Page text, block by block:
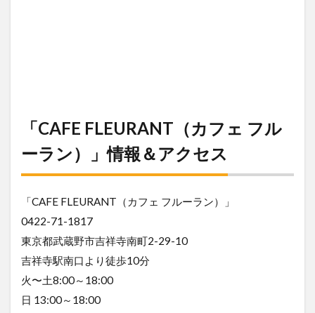
「CAFE FLEURANT（カフェ フル
ーラン）」情報＆アクセス
「CAFE FLEURANT（カフェ フルーラン）」
0422-71-1817
東京都武蔵野市吉祥寺南町2-29-10
吉祥寺駅南口より徒歩10分
火〜土8:00～18:00
日 13:00～18:00